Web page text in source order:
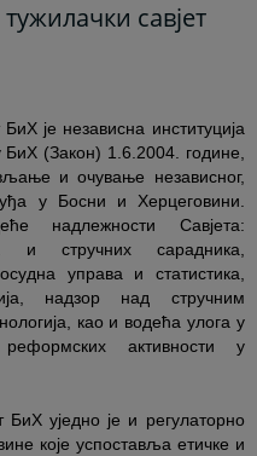
савјет
је независна институција
(Закон) 1.6.2004. године,
и очување независног,
у Босни и Херцеговини.
надлежности Савјета:
и стручних сарадника,
управа и статистика,
надзор над стручним
као и водећа улога у
активности у
БиХ уједно је и регулаторно
које успоставља етичке и